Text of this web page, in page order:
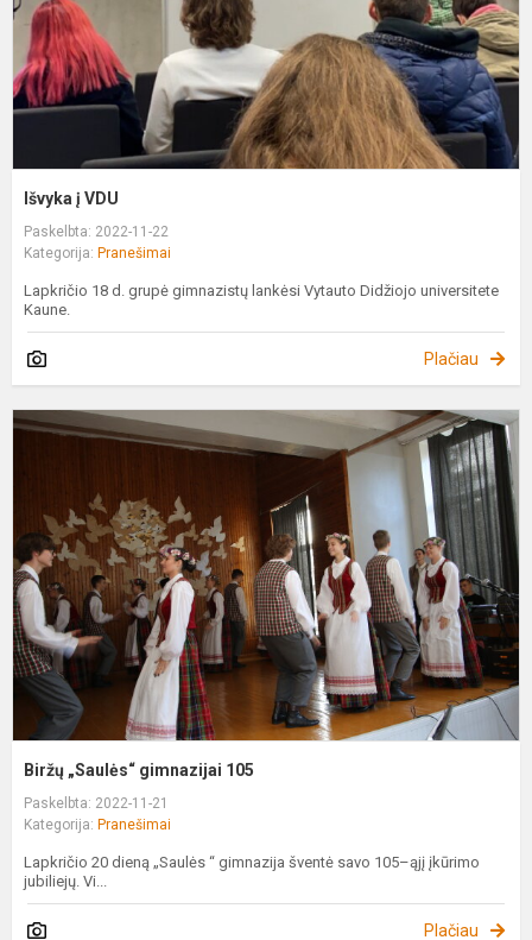
Išvyka į VDU
Paskelbta: 2022-11-22
Kategorija: Pranešimai
Lapkričio 18 d. grupė gimnazistų lankėsi Vytauto Didžiojo universitete
Kaune.
Plačiau
Biržų „Saulės“ gimnazijai 105
Paskelbta: 2022-11-21
Kategorija: Pranešimai
Lapkričio 20 dieną „Saulės “ gimnazija šventė savo 105–ąjį įkūrimo
jubiliejų. Vi...
Plačiau